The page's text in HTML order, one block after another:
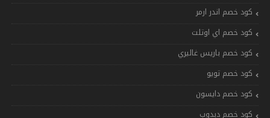
كود خصم اندر ارمر
كود خصم اي اوتلت
كود خصم باريس غاليري
كود خصم تويو
كود خصم دايسون
كود خصم دبدوب